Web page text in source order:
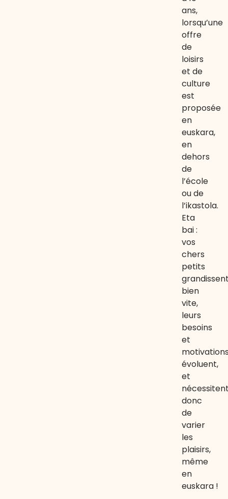
ans,
lorsqu’une
offre
de
loisirs
et de
culture
est
proposée
en
euskara,
en
dehors
de
l’école
ou de
l’ikastola.
Eta
bai :
vos
chers
petits
bien
vite,
leurs
besoins
et
évoluent,
et
donc
de
varier
les
plaisirs,
même
en
euskara !